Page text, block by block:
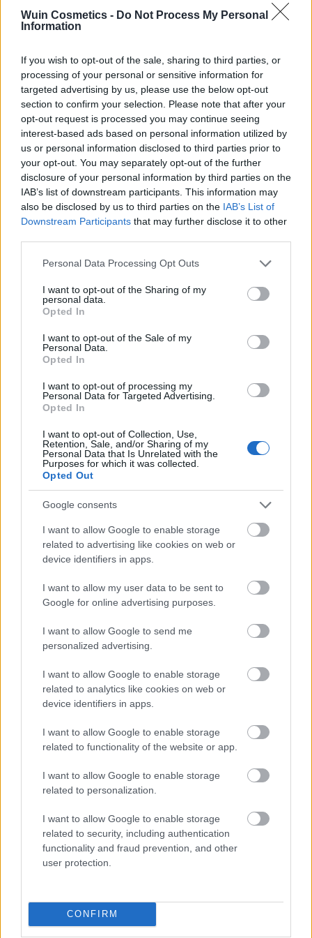
Wuin Cosmetics - Do Not Process My Personal
Information
If you wish to opt-out of the sale, sharing to third parties, or
processing of your personal or sensitive information for
targeted advertising by us, please use the below opt-out
section to confirm your selection. Please note that after your
opt-out request is processed you may continue seeing
interest-based ads based on personal information utilized by
us or personal information disclosed to third parties prior to
your opt-out. You may separately opt-out of the further
disclosure of your personal information by third parties on the
IAB’s list of downstream participants. This information may
also be disclosed by us to third parties on the IAB’s List of
Downstream Participants that may further disclose it to other
Please note that this website/app uses one or more Google
not limited to your visit or usage behaviour. You may click to
grant or deny consent to Google and its third-party tags to
use your data for below specified purposes in below Google
consent section.
Personal Data Processing Opt Outs
I want to opt-out of the Sharing of my
personal data.
Opted In
I want to opt-out of the Sale of my
Personal Data.
Opted In
I want to opt-out of processing my
Personal Data for Targeted Advertising.
Opted In
I want to opt-out of Collection, Use,
Retention, Sale, and/or Sharing of my
Personal Data that Is Unrelated with the
Purposes for which it was collected.
Opted Out
Google consents
I want to allow Google to enable storage
related to advertising like cookies on web or
device identifiers in apps.
I want to allow my user data to be sent to
Google for online advertising purposes.
I want to allow Google to send me
personalized advertising.
I want to allow Google to enable storage
related to analytics like cookies on web or
device identifiers in apps.
I want to allow Google to enable storage
related to functionality of the website or app.
I want to allow Google to enable storage
related to personalization.
I want to allow Google to enable storage
related to security, including authentication
functionality and fraud prevention, and other
user protection.
CONFIRM
Añadir a la lista de
FILTRAR POR PRECIO
FILTRAR
Precio:130€—140€
➤ OTROS
ACRÍLICOS
BARBERÍA
Desinfectantes
ESMALTE TRADICIONAL Y TRATAMIENTOS
ESMALTES PERMANENTES
ESTÉTICA
GELES
HERRAMIENTAS Y ACCESORIOS MANICURA /
PEDICURA
HIGIENE Y DESINFECCIÓN
LÍQUIDOS MANICURA / PEDICURA
MAQUILLAJE
PELUQUERÍA
Set / Packs
UÑAS
DIRECCIÓN
Calle Santo Domingo, 51
+34 924 207 911